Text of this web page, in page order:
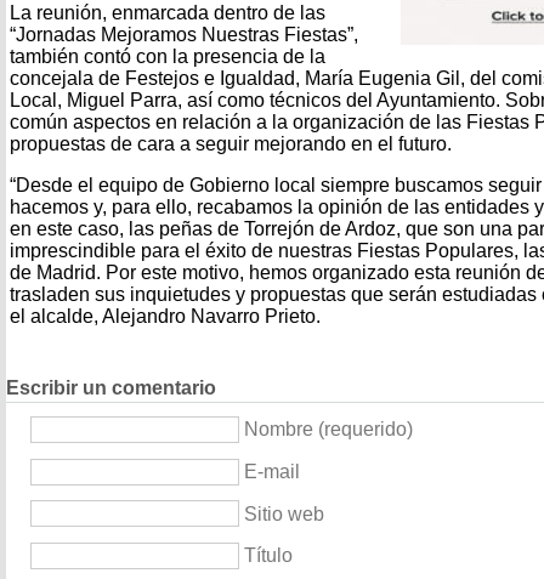
La reunión, enmarcada dentro de las
“Jornadas Mejoramos Nuestras Fiestas”,
también contó con la presencia de la
concejala de Festejos e Igualdad, María Eugenia Gil, del
Local, Miguel Parra, así como técnicos del Ayuntamiento.
común aspectos en relación a la organización de las Fiestas
propuestas de cara a seguir mejorando en el futuro.
“Desde el equipo de Gobierno local siempre buscamos
hacemos y, para ello, recabamos la opinión de las entidades
en este caso, las peñas de Torrejón de Ardoz, que son una
imprescindible para el éxito de nuestras Fiestas Populares,
de Madrid. Por este motivo, hemos organizado esta reunión
trasladen sus inquietudes y propuestas que serán estudiadas
el alcalde, Alejandro Navarro Prieto.
Escribir un comentario
Nombre (requerido)
E-mail
Sitio web
Título